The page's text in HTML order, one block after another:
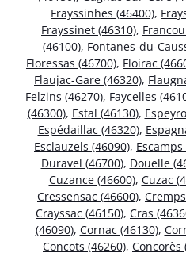
Frayssinhes (46400),
Frayssinet (46310),
(46100), Fontanes-du-
Floressas (46700), Floirac
Flaujac-Gare (46320),
Felzins (46270), Faycelles
(46300), Estal (46130),
Espédaillac (46320),
Esclauzels (46090), Escamps
Duravel (46700), Douelle
Cuzance (46600), Cuzac
Cressensac (46600),
Crayssac (46150), Cras
(46090), Cornac (46130),
Concots (46260), Concorès